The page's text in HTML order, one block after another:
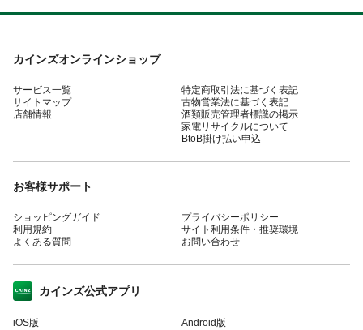
カインズオンラインショップ
サービス一覧
サイトマップ
店舗情報
特定商取引法に基づく表記
古物営業法に基づく表記
酒類販売管理者標識の掲示
家電リサイクルについて
BtoB掛け払い申込
お客様サポート
ショッピングガイド
利用規約
よくある質問
プライバシーポリシー
サイト利用条件・推奨環境
お問い合わせ
カインズ公式アプリ
iOS版 Android版